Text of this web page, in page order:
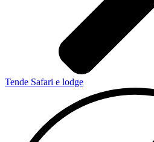
Tende Safari e lodge